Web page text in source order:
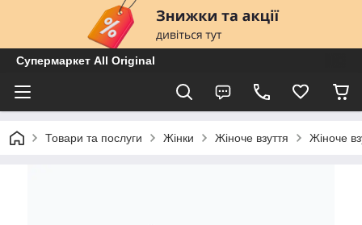
Супермаркет All Original
Товари та послуги Жінки Жіноче взуття Жіноче